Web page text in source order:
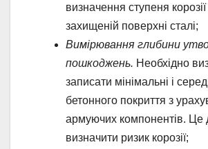
визначення ступеня
захищеній поверхні сталі;
Вимірювання глибини
пошкоджень. Необхідно
записати мінімальні і
бетонного покриття з
армуючих компонентів. Це
визначити ризик корозії;